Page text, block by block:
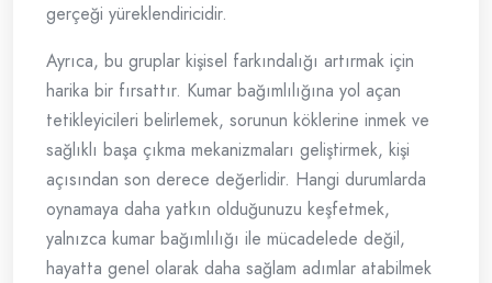
gerçeği yüreklendiricidir.
Ayrıca, bu gruplar kişisel farkındalığı artırmak için
harika bir fırsattır. Kumar bağımlılığına yol açan
tetikleyicileri belirlemek, sorunun köklerine inmek ve
sağlıklı başa çıkma mekanizmaları geliştirmek, kişi
açısından son derece değerlidir. Hangi durumlarda
oynamaya daha yatkın olduğunuzu keşfetmek,
yalnızca kumar bağımlılığı ile mücadelede değil,
hayatta genel olarak daha sağlam adımlar atabilmek